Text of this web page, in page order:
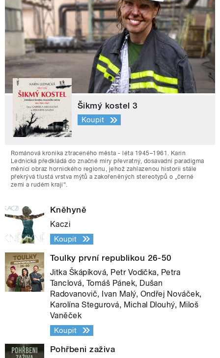
Šikmý kostel 3
Koupit
Románová kronika ztraceného města - léta 1945–1961. Karin
Lednická předkládá do značné míry převratný, dosavadní paradigma
měnící obraz hornického regionu, jehož zahlazenou historii stále
překrývá tlustá vrstva mýtů a zakořeněných stereotypů o „černé
zemi a rudém kraji“.
Kněhyně
Kaczi
Koupit
Toulky první republikou 26-50
Jitka Škápíková, Petr Vodička, Petra
Tanclová, Tomáš Pánek, Dušan
Radovanovič, Ivan Malý, Ondřej Nováček,
Karolína Stegurová, Michal Dlouhý, Miloš
Vaněček
Koupit
Pohřbeni zaživa